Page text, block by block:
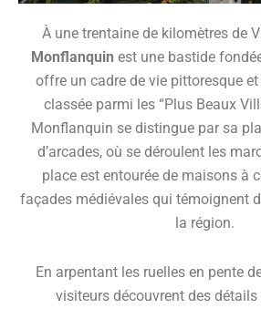
À une trentaine de kilomètres de
Monflanquin est une bastide
offre un cadre de vie pittoresque
classée parmi les “Plus Beaux
Monflanquin se distingue par sa
d’arcades, où se déroulent les
place est entourée de maisons à
façades médiévales qui témoignent
la région.
En arpentant les ruelles en pente
visiteurs découvrent des